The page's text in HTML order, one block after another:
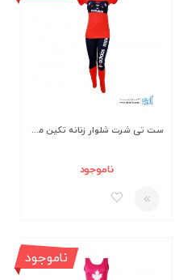
ست تی شرت شلوار زنانه تکین مدل 047
ناموجود
ناموجود